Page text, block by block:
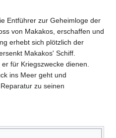
Entführer zur Geheimloge der
von Makakos, erschaffen und
erhebt sich plötzlich der
Makakos' Schiff.
für Kriegszwecke dienen.
ins Meer geht und
zu seinen